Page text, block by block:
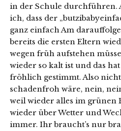
in der Schule durchführen.
ich, dass der
ganz einfach Am
bereits die ersten Eltern
wegen früh aufstehen
wieder so kalt ist und das
fröhlich gestimmt. Also
schadenfroh wäre, nein,
weil wieder alles im grünen
wieder über Wetter und
immer. Ihr braucht’s nur